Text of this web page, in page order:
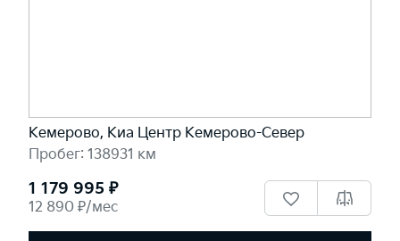
Кемерово, Киа Центр Кемерово-Север
Пробег: 138931 км
1 179 995 ₽
12 890 ₽/мес